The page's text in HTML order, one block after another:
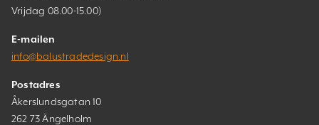
Vrijdag 08.00-15.00)
E-mailen
info@balustradedesign.nl
Postadres
Åkerslundsgatan 10
262 73 Ängelholm